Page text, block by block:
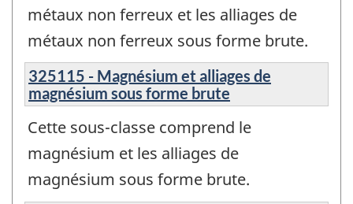
métaux non ferreux et les alliages de
métaux non ferreux sous forme brute.
325115 - Magnésium et alliages de
magnésium sous forme brute
Cette sous-classe comprend le
magnésium et les alliages de
magnésium sous forme brute.